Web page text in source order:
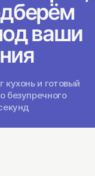
ваши
кухонь и готовый
безупречного